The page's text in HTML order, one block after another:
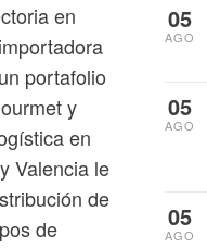
en
portafolio
y
en
Valencia le
de
de
05
AGO
05
AGO
05
AGO